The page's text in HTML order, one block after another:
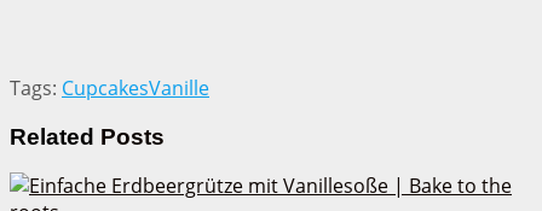
Tags: CupcakesVanille
Related Posts